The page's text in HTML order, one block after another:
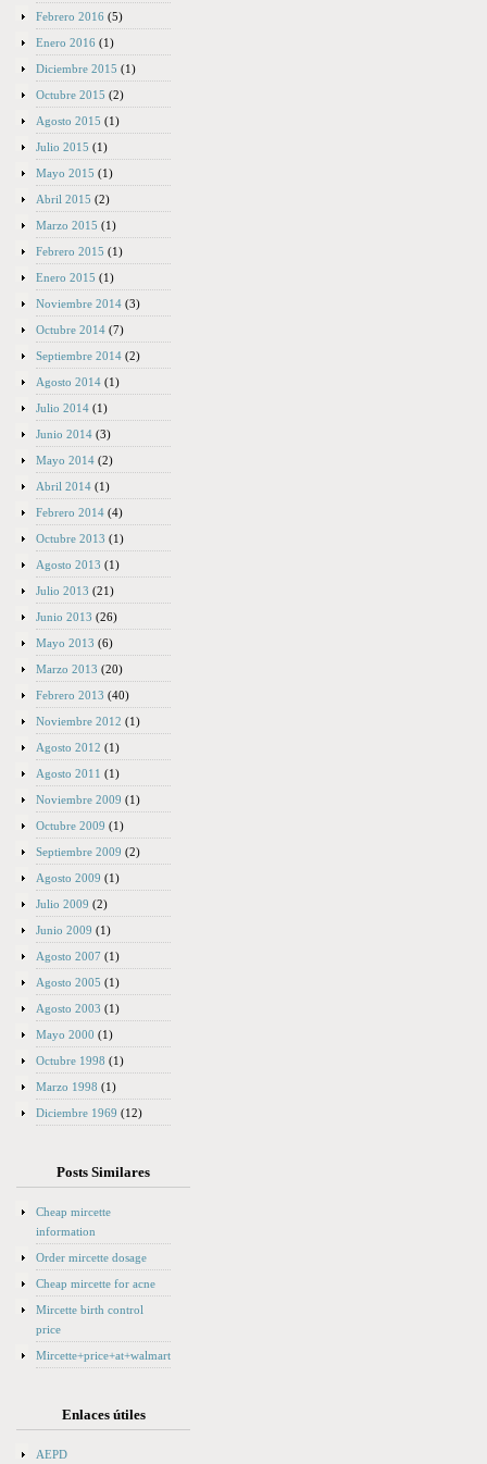
Febrero 2016 (5)
Enero 2016 (1)
Diciembre 2015 (1)
Octubre 2015 (2)
Agosto 2015 (1)
Julio 2015 (1)
Mayo 2015 (1)
Abril 2015 (2)
Marzo 2015 (1)
Febrero 2015 (1)
Enero 2015 (1)
Noviembre 2014 (3)
Octubre 2014 (7)
Septiembre 2014 (2)
Agosto 2014 (1)
Julio 2014 (1)
Junio 2014 (3)
Mayo 2014 (2)
Abril 2014 (1)
Febrero 2014 (4)
Octubre 2013 (1)
Agosto 2013 (1)
Julio 2013 (21)
Junio 2013 (26)
Mayo 2013 (6)
Marzo 2013 (20)
Febrero 2013 (40)
Noviembre 2012 (1)
Agosto 2012 (1)
Agosto 2011 (1)
Noviembre 2009 (1)
Octubre 2009 (1)
Septiembre 2009 (2)
Agosto 2009 (1)
Julio 2009 (2)
Junio 2009 (1)
Agosto 2007 (1)
Agosto 2005 (1)
Agosto 2003 (1)
Mayo 2000 (1)
Octubre 1998 (1)
Marzo 1998 (1)
Diciembre 1969 (12)
Posts Similares
Cheap mircette
information
Order mircette dosage
Cheap mircette for acne
Mircette birth control
price
Mircette+price+at+walmart
Enlaces útiles
AEPD